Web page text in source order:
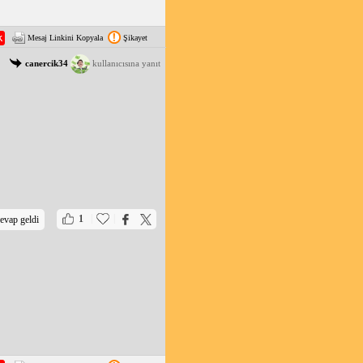
Mesaj Linkini Kopyala Şikayet
canercik34 kullanıcısına yanıt
1
geldi